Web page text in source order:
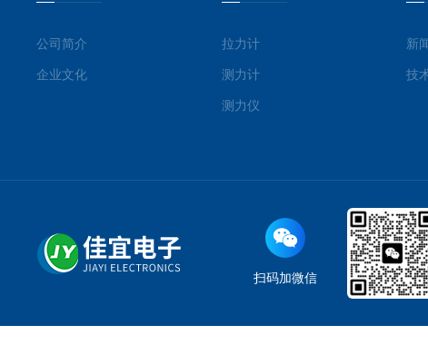
公司简介
企业文化
拉力计
测力计
测力仪
新
技
扫码加微信